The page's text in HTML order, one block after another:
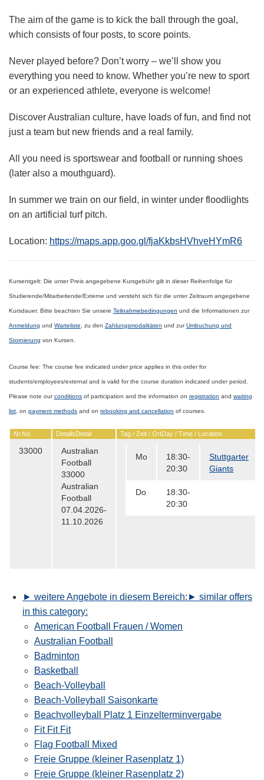
The aim of the game is to kick the ball through the goal,
which consists of four posts, to score points.
Never played before? Don’t worry – we’ll show you
everything you need to know. Whether you’re new to sport
or an experienced athlete, everyone is welcome!
Discover Australian culture, have loads of fun, and find not
just a team but new friends and a real family.
All you need is sportswear and football or running shoes
(later also a mouthguard).
In summer we train on our field, in winter under floodlights
on an artificial turf pitch.
Location: https://maps.app.goo.gl/fjaKkbsHVhveHYmR6
Kursentgelt: Die unter Preis angegebene Kursgebühr gilt in dieser Reihenfolge für
Studierende/Mitarbeitende/Externe und versteht sich für die unter Zeitraum angegebene
Kursdauer. Bitte beachten Sie unsere Teilnahmebedingungen und die Informationen zur
Anmeldung und Warteliste , zu den Zahlungsmodalitäten und zurUmbuchung und
Stornierung von Kursen.
Course fee: The course fee indicated under price applies in this order for
students/employees/external and is valid for the course duration indicated under period.
Please note ourconditions of participation and the information on registration and waiting
list , on payment methods and on rebooking and cancellation of courses.
Nr. No. DetailsDetail Tag / Zeit / OrtDay / Time / Location
33000
Australian
Football
33000
Australian
Football
07.04.2026-
11.10.2026
Mo
18:30-
20:30
Stuttgarter
Giants
Do
18:30-
20:30
► weitere Angebote in diesem Bereich: ► similar offers
in this category:
American Football Frauen / Women
Australian Football
Badminton
Basketball
Beach-Volleyball
Beach-Volleyball Saisonkarte
Beachvolleyball Platz 1 Einzelterminvergabe
Fit Fit Fit
Flag Football Mixed
Freie Gruppe (kleiner Rasenplatz 1)
Freie Gruppe (kleiner Rasenplatz 2)